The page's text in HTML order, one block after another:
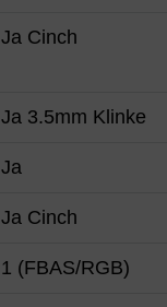
Ja Cinch
Ja 3.5mm Klinke
Ja
Ja Cinch
1 (FBAS/RGB)